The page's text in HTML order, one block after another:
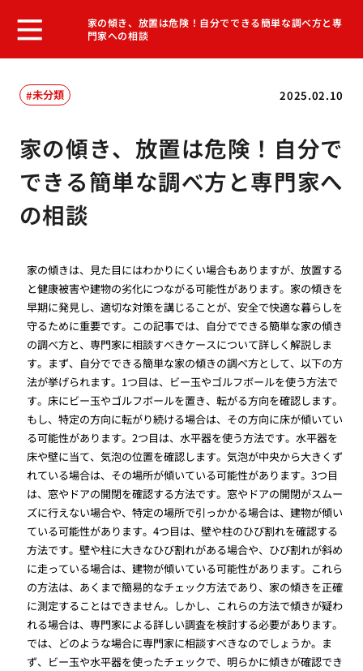
家の傾き、放置は危険！自分でできる簡単な調べ方と専
門家への相談
2025.02.10
未分類
家の傾き、放置は危険！自分で
できる簡単な調べ方と専門家へ
の相談
家の傾きは、見た目にはわかりにくい場合もありますが、放置する
と健康被害や建物の劣化につながる可能性があります。家の傾きを
早期に発見し、適切な対策を講じることが、安全で快適な暮らしを
守るために重要です。この記事では、自分でできる簡単な家の傾き
の調べ方と、専門家に相談すべきケースについて詳しく解説しま
す。まず、自分でできる簡単な家の傾きの調べ方として、以下の方
法が挙げられます。1つ目は、ビー玉やゴルフボールを使う方法で
す。床にビー玉やゴルフボールを置き、転がる方向を確認します。
もし、特定の方向に転がり続ける場合は、その方向に床が傾いてい
る可能性があります。2つ目は、水平器を使う方法です。水平器を
床や壁に当て、気泡の位置を確認します。気泡が中央から大きくず
れている場合は、その場所が傾いている可能性があります。3つ目
は、窓やドアの開閉を確認する方法です。窓やドアの開閉がスムー
ズに行えない場合や、特定の場所で引っかかる場合は、建物が傾い
ている可能性があります。4つ目は、壁や柱のひび割れを確認する
方法です。壁や柱に大きなひび割れがある場合や、ひび割れが斜め
に走っている場合は、建物が傾いている可能性があります。これら
の方法は、あくまで簡易的なチェック方法であり、家の傾きを正確
に測定することはできません。しかし、これらの方法で傾きが疑わ
れる場合は、専門家による詳しい調査を検討する必要があります。
では、どのような場合に専門家に相談すべきなのでしょうか。ま
ず、ビー玉や水平器を使ったチェックで、明らかに傾きが確認でき